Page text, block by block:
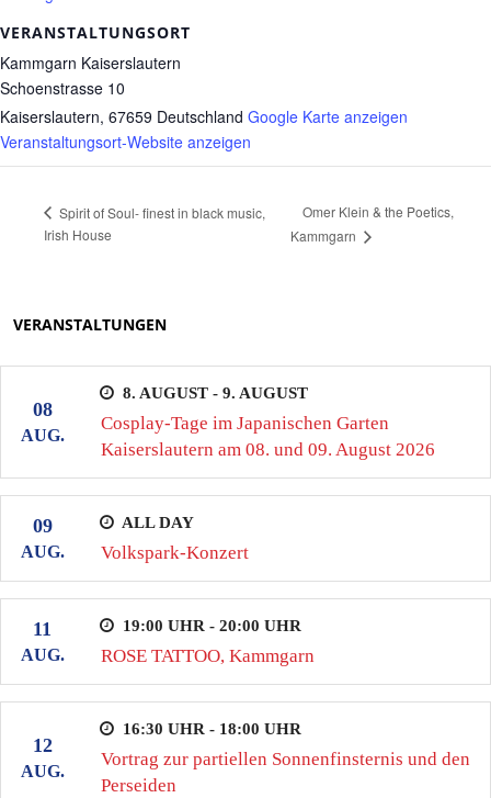
VERANSTALTUNGSORT
Kammgarn Kaiserslautern
Schoenstrasse 10
Kaiserslautern, 67659 Deutschland Google Karte anzeigen
Veranstaltungsort-Website anzeigen
Spirit of Soul- finest in black music,
Irish House
Omer Klein & the Poetics,
Kammgarn
VERANSTALTUNGEN
08
AUG.
8. AUGUST - 9. AUGUST
Cosplay-Tage im Japanischen Garten
Kaiserslautern am 08. und 09. August 2026
09
AUG.
ALL DAY
Volkspark-Konzert
11
AUG.
19:00 UHR - 20:00 UHR
ROSE TATTOO, Kammgarn
12
AUG.
16:30 UHR - 18:00 UHR
Vortrag zur partiellen Sonnenfinsternis und den
Perseiden